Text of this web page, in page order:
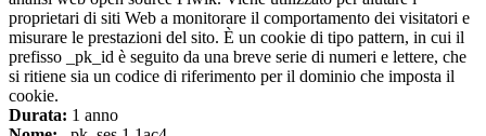
proprietari di siti Web a monitorare il comportamento dei visitatori e
misurare le prestazioni del sito. È un cookie di tipo pattern, in cui il
prefisso _pk_id è seguito da una breve serie di numeri e lettere, che
si ritiene sia un codice di riferimento per il dominio che imposta il
cookie.
Durata: 1 anno